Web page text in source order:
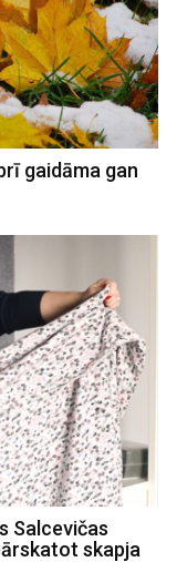
gaidāma gan
Salcevičas
skapja